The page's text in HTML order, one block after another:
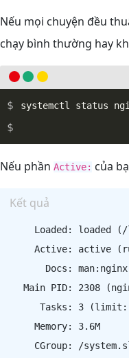
Nếu mọi chuyện đều
chạy bình thường hay
Nếu phần Active: của
Kết quả
Loaded: loaded
Active: active
Docs:
Main PID: 2308
Tasks: 3
     Memory: 3.6M
CGroup: /